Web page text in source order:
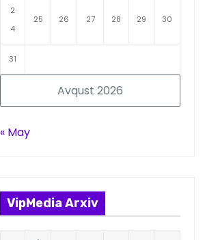
Avqust 2026
2
4
25 26 27 28 29 30
31
« May
VipMedia Arxiv